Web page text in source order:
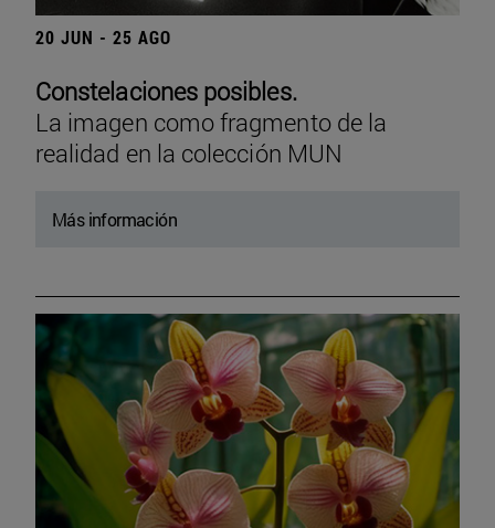
20 JUN - 25 AGO
Constelaciones posibles.
La imagen como fragmento de la
realidad en la colección MUN
Más información